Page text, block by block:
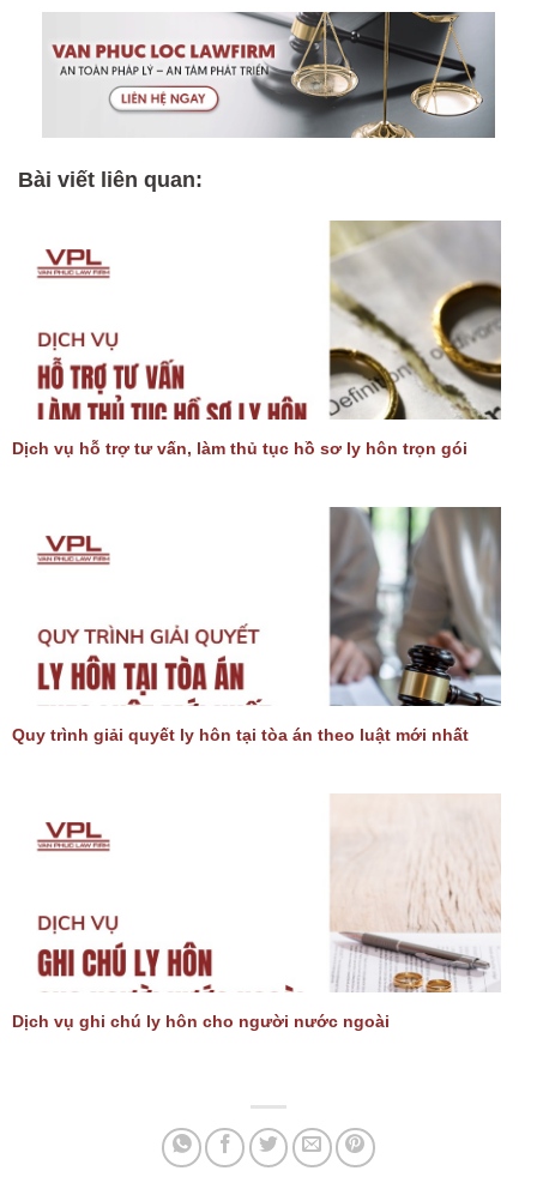
Bài viết liên quan:
Dịch vụ hỗ trợ tư vấn, làm thủ tục hồ sơ ly hôn trọn gói
Quy trình giải quyết ly hôn tại tòa án theo luật mới nhất
Dịch vụ ghi chú ly hôn cho người nước ngoài